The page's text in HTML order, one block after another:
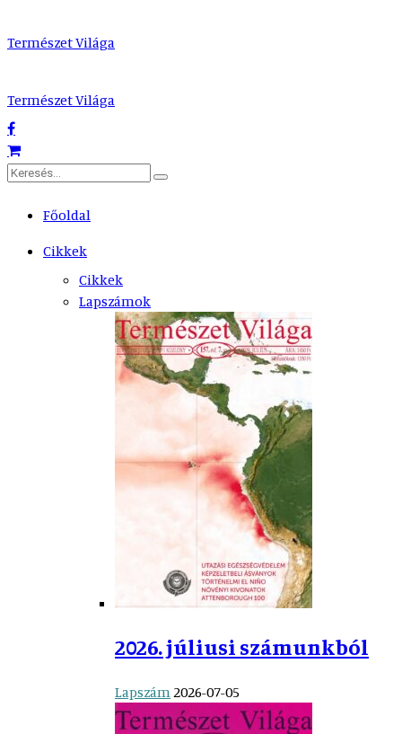
Természet Világa
Természet Világa
Főoldal
Cikkek
Cikkek
Lapszámok
2026. júliusi számunkból
Lapszám 2026-07-05